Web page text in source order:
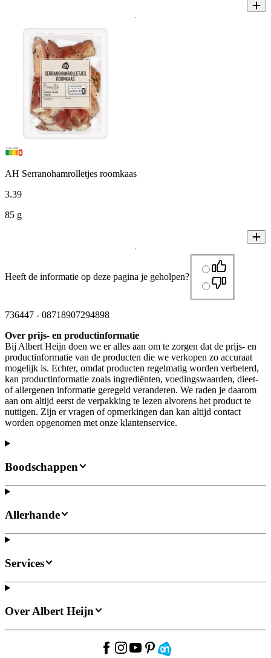
AH Serranohamrolletjes roomkaas
3.39
85 g
Heeft de informatie op deze pagina je geholpen?
736447 - 08718907294898
Over prijs- en productinformatie
Bij Albert Heijn doen we er alles aan om te zorgen dat de prijs- en
productinformatie van de producten die we verkopen zo accuraat
mogelijk is. Echter, omdat producten regelmatig worden verbeterd,
kan productinformatie zoals ingrediënten, voedingswaarden, dieet-
of allergenen informatie geregeld veranderen. We raden je daarom
aan om altijd eerst de verpakking te lezen alvorens het product te
nuttigen. Zijn er vragen of opmerkingen dan kan altijd contact
worden opgenomen met onze klantenservice.
Boodschappen
Allerhande
Services
Over Albert Heijn